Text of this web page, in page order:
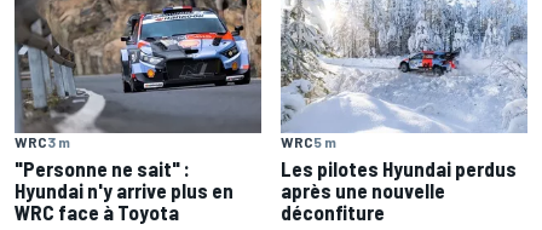
WRC3 m
"Personne ne sait" :
Hyundai n'y arrive plus en
WRC face à Toyota
WRC5 m
Les pilotes Hyundai perdus
après une nouvelle
déconfiture